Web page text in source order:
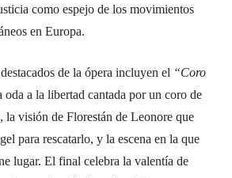
como espejo de los movimientos
en Europa.
de la ópera incluyen el “Coro
oda a la libertad cantada por un coro de
la visión de Florestán de Leonore que
para rescatarlo, y la escena en la que
lugar. El final celebra la valentía de